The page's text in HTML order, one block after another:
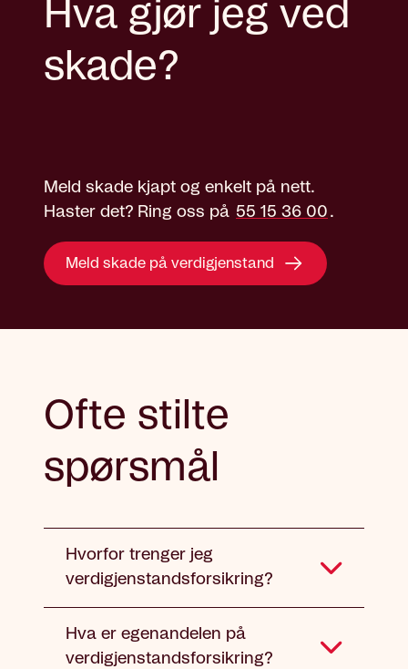
Hva gjør jeg ved
skade?
Meld skade kjapt og enkelt på nett.
Haster det? Ring oss på 55 15 36 00 .
Meld skade på verdigjenstand
Ofte stilte
spørsmål
Hvorfor trenger jeg
verdigjenstandsforsikring?
Hva er egenandelen på
verdigjenstandsforsikring?